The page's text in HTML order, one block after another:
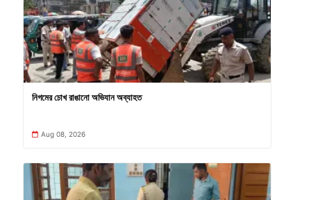
নিগমের চোখ রাঙানো অভিযান অব্যাহত
Aug 08, 2026